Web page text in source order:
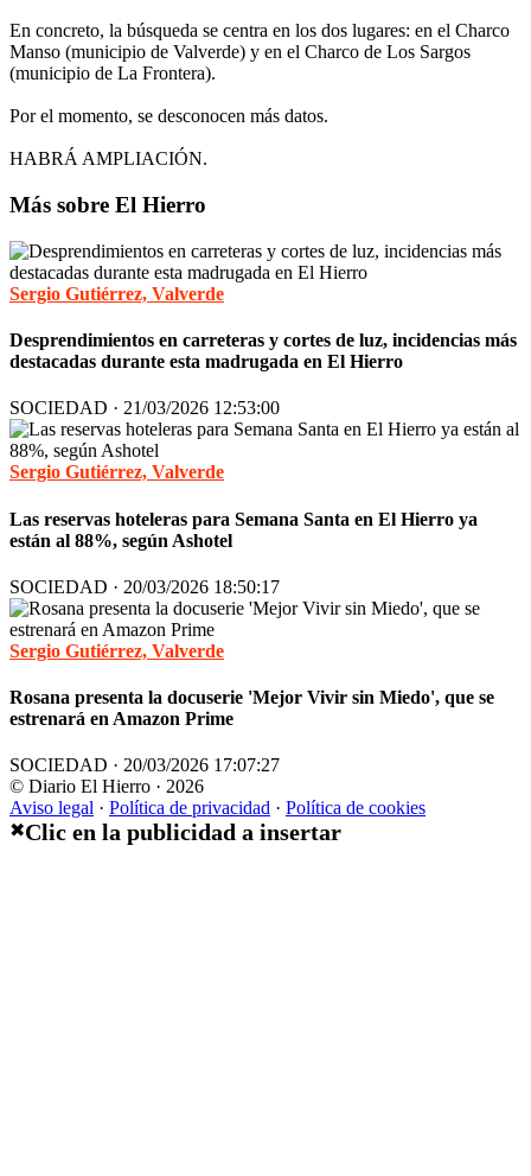
En concreto, la búsqueda se centra en los dos lugares: en el Charco
Manso (municipio de Valverde) y en el Charco de Los Sargos
(municipio de La Frontera).
Por el momento, se desconocen más datos.
HABRÁ AMPLIACIÓN.
Más sobre El Hierro
Sergio Gutiérrez, Valverde
Desprendimientos en carreteras y cortes de luz, incidencias más
destacadas durante esta madrugada en El Hierro
SOCIEDAD · 21/03/2026 12:53:00
Sergio Gutiérrez, Valverde
Las reservas hoteleras para Semana Santa en El Hierro ya
están al 88%, según Ashotel
SOCIEDAD · 20/03/2026 18:50:17
Sergio Gutiérrez, Valverde
Rosana presenta la docuserie 'Mejor Vivir sin Miedo', que se
estrenará en Amazon Prime
SOCIEDAD · 20/03/2026 17:07:27
© Diario El Hierro · 2026
Aviso legal · Política de privacidad · Política de cookies
✖Clic en la publicidad a insertar